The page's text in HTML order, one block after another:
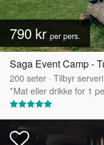
790 kr per pers.
Saga Event Camp -
200seter · Tilbyr
*Mat eller drikke for 1